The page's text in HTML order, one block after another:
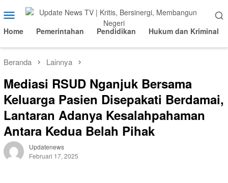
ke
konten
Menu
Mobile
Home Pemerintahan Pendidikan Hukum dan Kriminal
Beranda Lainnya
Mediasi RSUD Nganjuk Bersama
Keluarga Pasien Disepakati Berdamai,
Lantaran Adanya Kesalahpahaman
Antara Kedua Belah Pihak
Updatenews
Februari 17, 2025